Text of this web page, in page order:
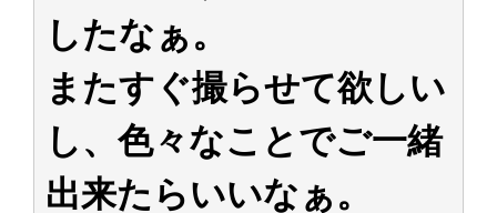
したなぁ。
またすぐ撮らせて欲しい
し、色々なことでご一緒
出来たらいいなぁ。